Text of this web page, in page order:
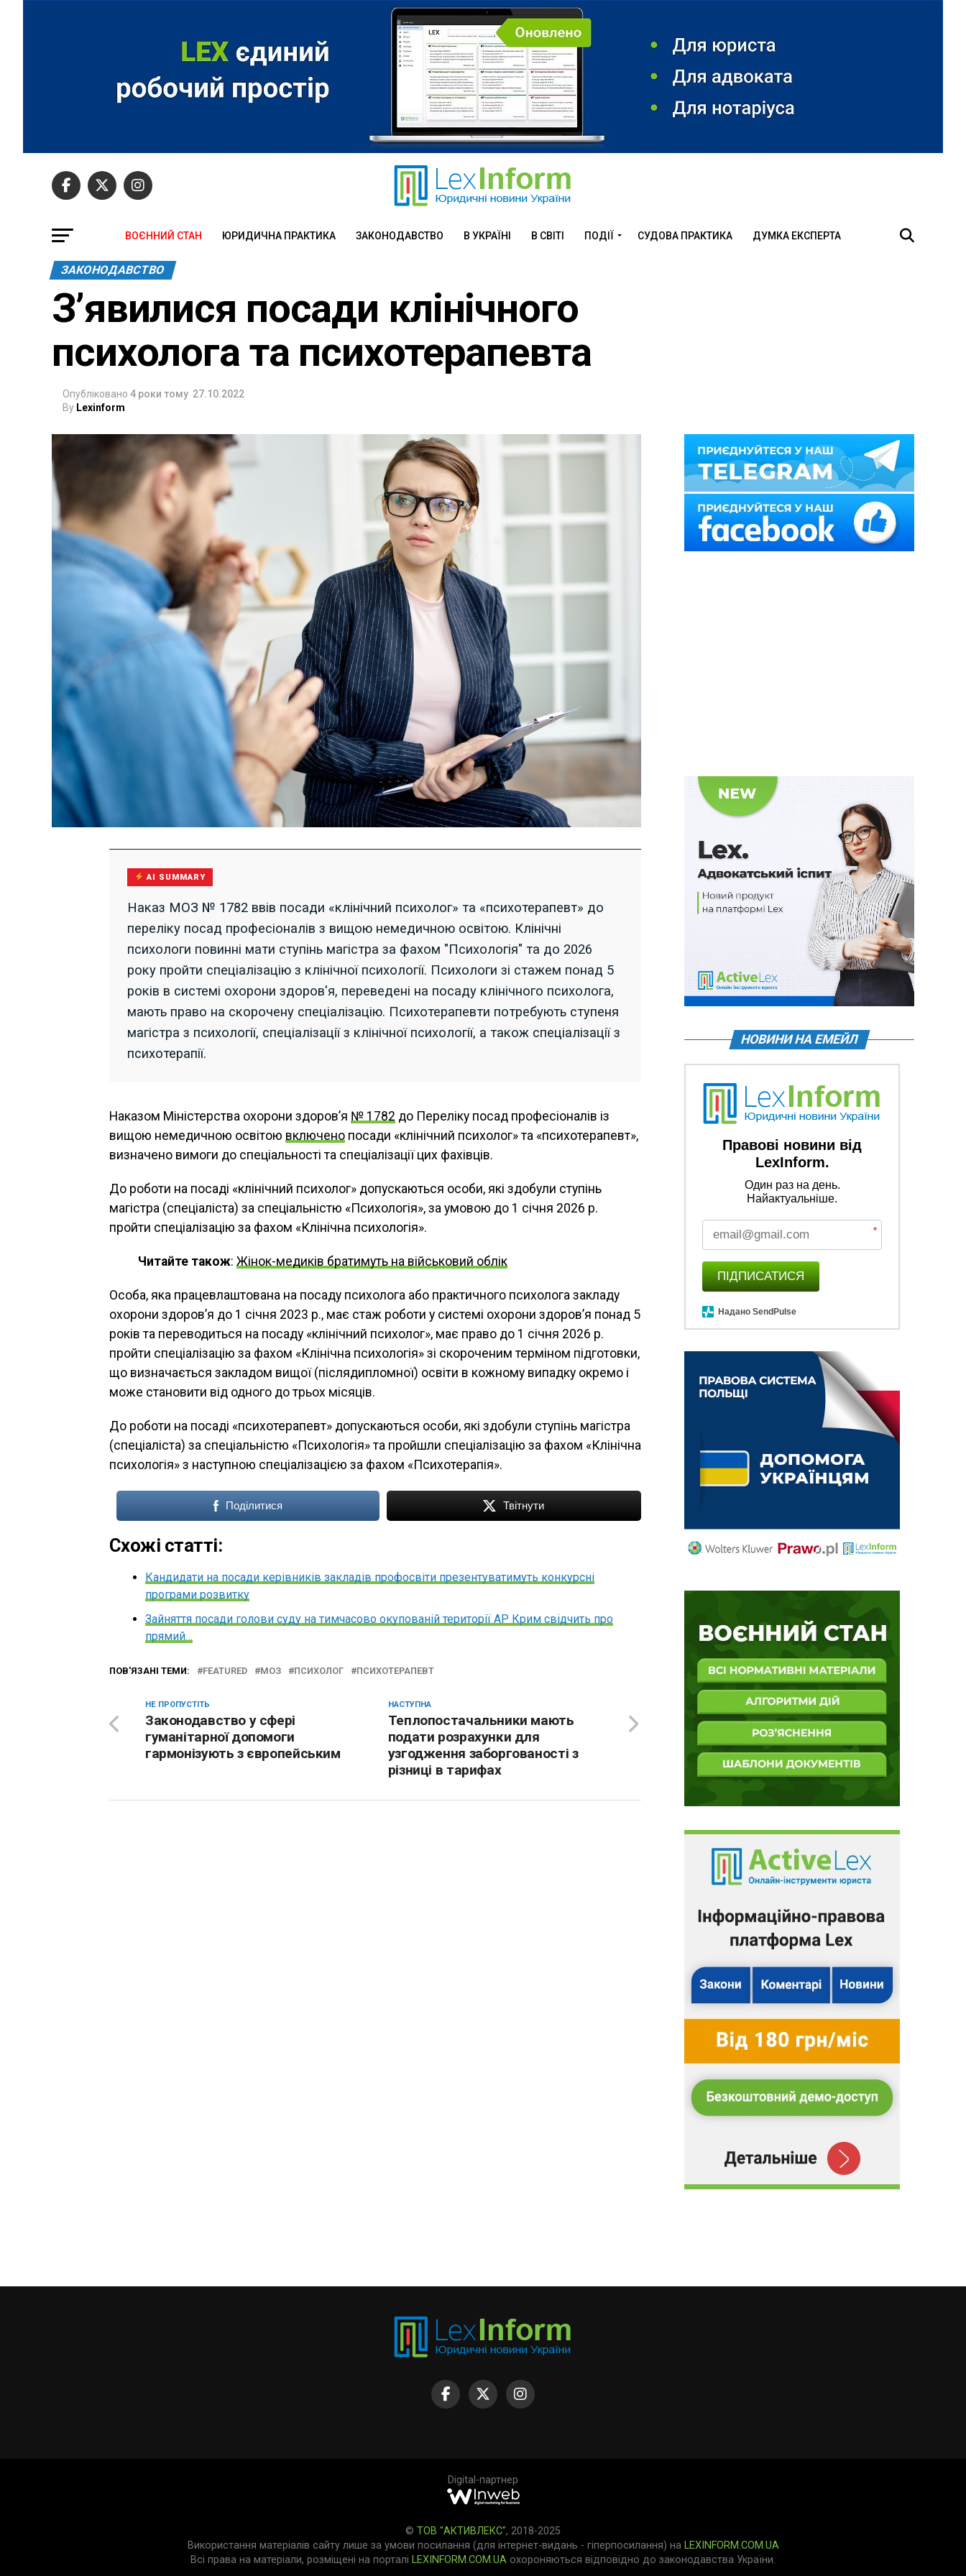
ВОЄННИЙ СТАН ЮРИДИЧНА ПРАКТИКА ЗАКОНОДАВСТВО В УКРАЇНІ В СВІТІ ПОДІЇ СУДОВА ПРАКТИКА ДУМКА ЕКСПЕРТА
ЗАКОНОДАВСТВО
З’явилися посади клінічного
психолога та психотерапевта
Опубліковано 4 роки тому 27.10.2022
By Lexinform
AI SUMMARY
Наказ МОЗ № 1782 ввів посади «клінічний психолог» та «психотерапевт» до
переліку посад професіоналів з вищою немедичною освітою. Клінічні
психологи повинні мати ступінь магістра за фахом "Психологія" та до 2026
року пройти спеціалізацію з клінічної психології. Психологи зі стажем понад 5
років в системі охорони здоров'я, переведені на посаду клінічного психолога,
мають право на скорочену спеціалізацію. Психотерапевти потребують ступеня
магістра з психології, спеціалізації з клінічної психології, а також спеціалізації з
психотерапії.
Наказом Міністерства охорони здоров’я № 1782 до Переліку посад професіоналів із
вищою немедичною освітою включено посади «клінічний психолог» та «психотерапевт»,
визначено вимоги до спеціальності та спеціалізації цих фахівців.
До роботи на посаді «клінічний психолог» допускаються особи, які здобули ступінь
магістра (спеціаліста) за спеціальністю «Психологія», за умовою до 1 січня 2026 р.
пройти спеціалізацію за фахом «Клінічна психологія».
Читайте також: Жінок-медиків братимуть на військовий облік
Особа, яка працевлаштована на посаду психолога або практичного психолога закладу
охорони здоров’я до 1 січня 2023 р., має стаж роботи у системі охорони здоров’я понад 5
років та переводиться на посаду «клінічний психолог», має право до 1 січня 2026 р.
пройти спеціалізацію за фахом «Клінічна психологія» зі скороченим терміном підготовки,
що визначається закладом вищої (післядипломної) освіти в кожному випадку окремо і
може становити від одного до трьох місяців.
До роботи на посаді «психотерапевт» допускаються особи, які здобули ступінь магістра
(спеціаліста) за спеціальністю «Психологія» та пройшли спеціалізацію за фахом «Клінічна
психологія» з наступною спеціалізацією за фахом «Психотерапія».
Поділитися Твітнути
Схожі статті:
Кандидати на посади керівників закладів профосвіти презентуватимуть конкурсні
програми розвитку
Зайняття посади голови суду на тимчасово окупованій території АР Крим свідчить про
прямий…
ПОВ'ЯЗАНІ ТЕМИ: FEATURED МОЗ ПСИХОЛОГ ПСИХОТЕРАПЕВТ
НАСТУПНА
Теплопостачальники мають
подати розрахунки для
узгодження заборгованості з
різниці в тарифах
НЕ ПРОПУСТІТЬ
Законодавство у сфері
гуманітарної допомоги
гармонізують з європейським
НОВИНИ НА ЕМЕЙЛ
Правові новини від
LexInform.
Один раз на день.
Найактуальніше.
*
ПІДПИСАТИСЯ
Надано SendPulse
Digital-партнер
© ТОВ "АКТИВЛЕКС", 2018-2025
Використання матеріалів сайту лише за умови посилання (для інтернет-видань - гіперпосилання) на LEXINFORM.COM.UA
Всі права на матеріали, розміщені на порталі LEXINFORM.COM.UA охороняються відповідно до законодавства України.